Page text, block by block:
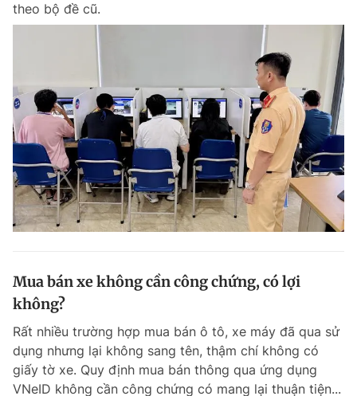
theo bộ đề cũ.
Mua bán xe không cần công chứng, có lợi
không?
Rất nhiều trường hợp mua bán ô tô, xe máy đã qua sử
dụng nhưng lại không sang tên, thậm chí không có
giấy tờ xe. Quy định mua bán thông qua ứng dụng
VNeID không cần công chứng có mang lại thuận tiện...